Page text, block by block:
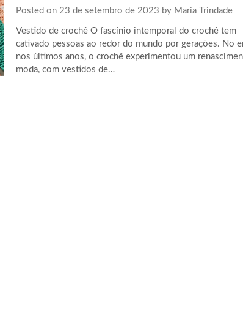
Posted on 23 de setembro de 2023 by Maria Trindade
Vestido de crochê O fascínio intemporal do crochê tem
cativado pessoas ao redor do mundo por gerações. No
nos últimos anos, o crochê experimentou um
moda, com vestidos de…